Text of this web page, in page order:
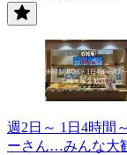
週2日～ 1日4時間
ーさん…みんな大